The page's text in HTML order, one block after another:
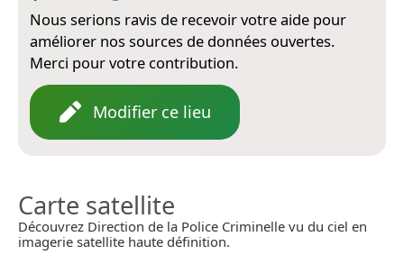
Nous serions ravis de recevoir votre aide pour
améliorer nos sources de données ouvertes.
Merci pour votre contribution.
Modifier ce lieu
Carte satellite
Découvrez Direction de la Police Criminelle vu du ciel en
imagerie satellite haute définition.